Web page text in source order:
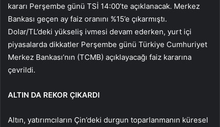
kararı Perşembe günü TSİ 14:00’te açıklanacak. Merkez
Bankası geçen ay faiz oranını %15’e çıkarmıştı.
Dolar/TL’deki yükseliş ivmesi devam ederken, yurt içi
piyasalarda dikkatler Perşembe günü Türkiye Cumhuriyet
Merkez Bankası’nın (TCMB) açıklayacağı faiz kararına
çevrildi.
ALTIN ​​DA REKOR ÇIKARDI
Altın, yatırımcıların Çin’deki durgun toparlanmanın küresel